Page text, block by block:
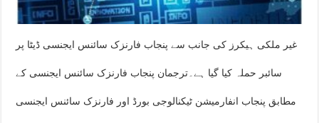
غیر ملکی ہیکرز کی جانب سے پنجاب فارنزک سائنس ایجنسی ڈیٹا پر
سائبر حملہ کیا گیا ہے۔ترجمان پنجاب فارنزک سائنس ایجنسی کے
مطابق پنجاب انفارمیشن ٹیکنالوجی بورڈ اور فارنزک سائنس ایجنسی